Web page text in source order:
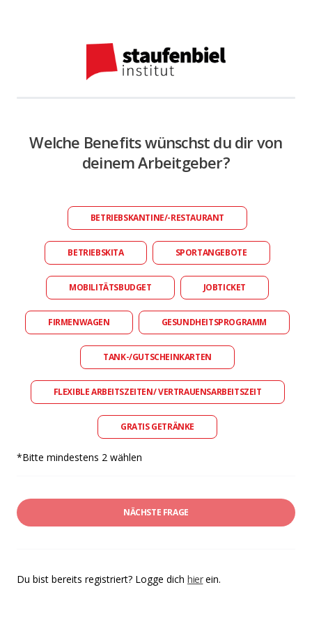
Welche Benefits wünschst du dir von
deinem Arbeitgeber?
BETRIEBSKANTINE/-RESTAURANT
BETRIEBSKITA SPORTANGEBOTE
MOBILITÄTSBUDGET JOBTICKET
FIRMENWAGEN GESUNDHEITSPROGRAMM
TANK-/GUTSCHEINKARTEN
FLEXIBLE ARBEITSZEITEN/ VERTRAUENSARBEITSZEIT
GRATIS GETRÄNKE
*Bitte mindestens 2 wählen
NÄCHSTE FRAGE
Du bist bereits registriert? Logge dich hierein.